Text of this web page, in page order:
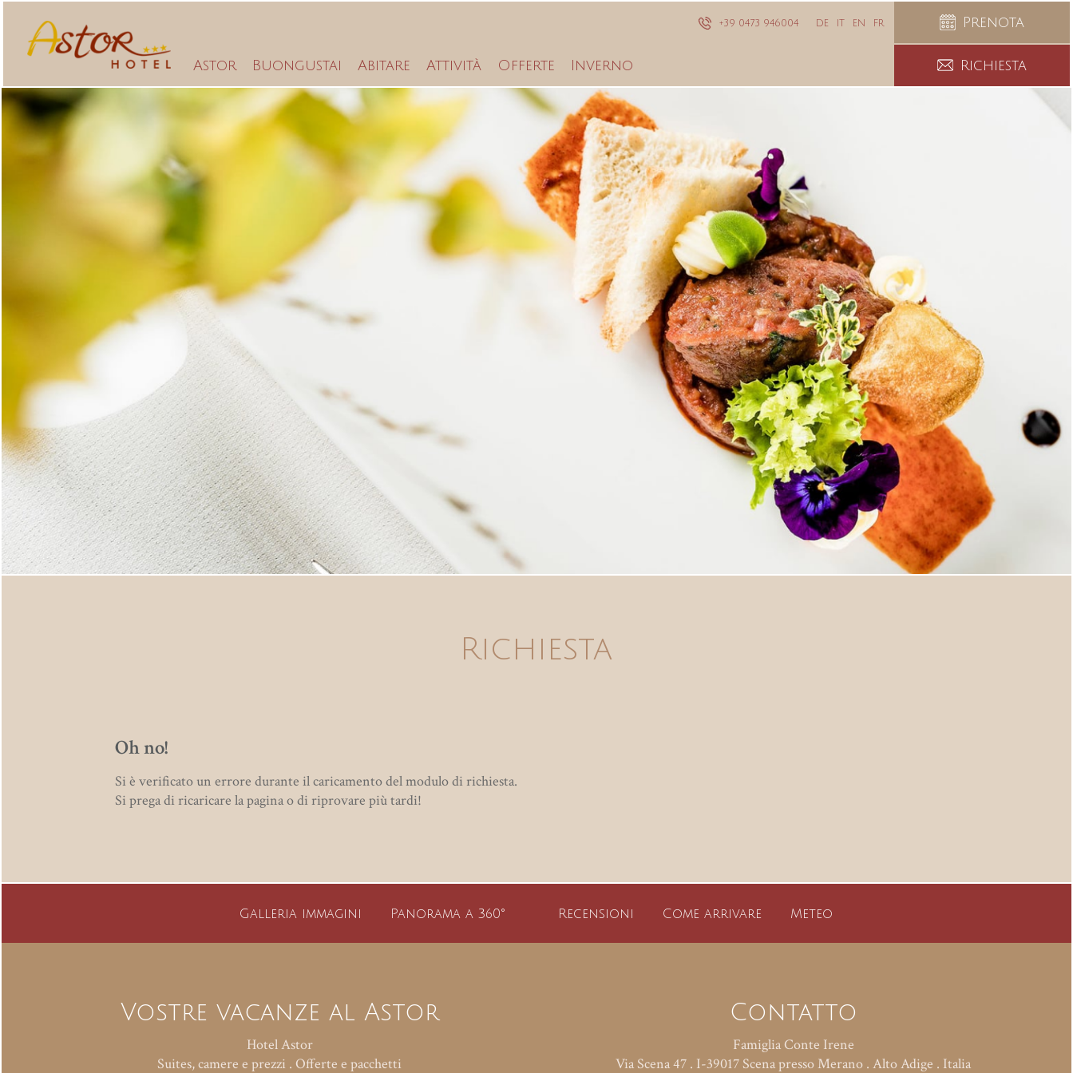
Astor Buongustai Abitare Attività Offerte Inverno
DE IT EN FR
+39 0473 946004 Prenota
Richiesta
Richiesta
Oh no!
Si è verificato un errore durante il caricamento del modulo di richiesta.
Si prega di ricaricare la pagina o di riprovare più tardi!
Galleria immagini Panorama a 360° Recensioni Come arrivare Meteo
Vostre vacanze al Astor
Hotel Astor
Suites, camere e prezzi . Offerte e pacchetti
Contatto
Famiglia Conte Irene
Via Scena 47 . I-39017Scena presso Merano .Alto Adige . Italia